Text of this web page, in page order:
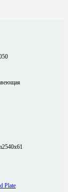
2540x61